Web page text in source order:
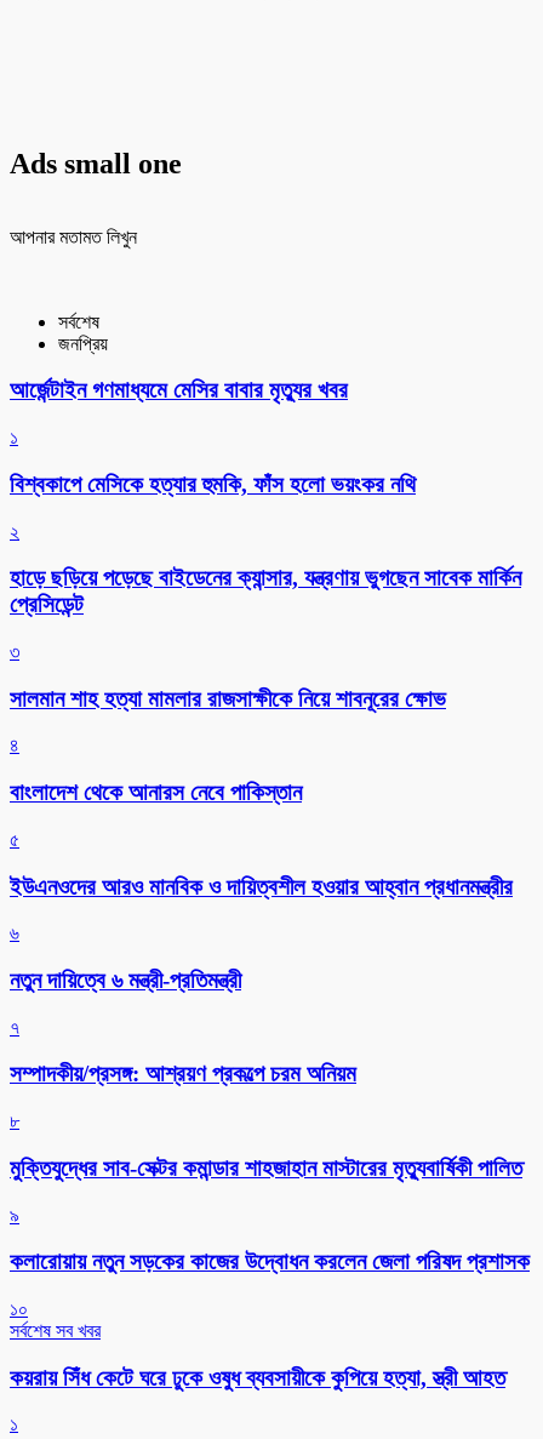
Ads small one
আপনার মতামত লিখুন
সর্বশেষ
জনপ্রিয়
আর্জেন্টাইন গণমাধ্যমে মেসির বাবার মৃত্যুর খবর
১
বিশ্বকাপে মেসিকে হত্যার হুমকি, ফাঁস হলো ভয়ংকর নথি
২
হাড়ে ছড়িয়ে পড়েছে বাইডেনের ক্যান্সার, যন্ত্রণায় ভুগছেন সাবেক মার্কিন
প্রেসিডেন্ট
৩
সালমান শাহ হত্যা মামলার রাজসাক্ষীকে নিয়ে শাবনূরের ক্ষোভ
৪
বাংলাদেশ থেকে আনারস নেবে পাকিস্তান
৫
ইউএনওদের আরও মানবিক ও দায়িত্বশীল হওয়ার আহ্বান প্রধানমন্ত্রীর
৬
নতুন দায়িত্বে ৬ মন্ত্রী-প্রতিমন্ত্রী
৭
সম্পাদকীয়/প্রসঙ্গ: আশ্রয়ণ প্রকল্পে চরম অনিয়ম
৮
মুক্তিযুদ্ধের সাব-সেক্টর কমান্ডার শাহজাহান মাস্টারের মৃত্যুবার্ষিকী পালিত
৯
কলারোয়ায় নতুন সড়কের কাজের উদ্বোধন করলেন জেলা পরিষদ প্রশাসক
১০
সর্বশেষ সব খবর
কয়রায় সিঁধ কেটে ঘরে ঢুকে ওষুধ ব্যবসায়ীকে কুপিয়ে হত্যা, স্ত্রী আহত
১